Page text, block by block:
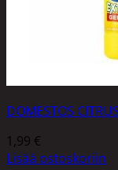
DOMESTOS
1,99 €
Lisää ostoskoriin